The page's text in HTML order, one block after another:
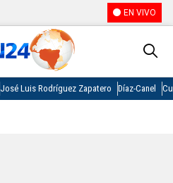
EN VIVO
José Luis Rodríguez Zapatero Díaz-Canel